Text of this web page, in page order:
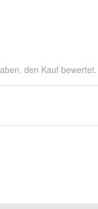
den Kauf bewertet.